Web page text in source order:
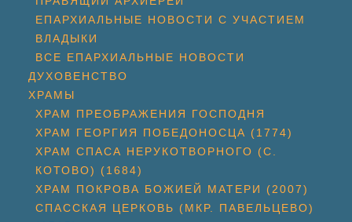
ЕПАРХИАЛЬНЫЕ НОВОСТИ С УЧАСТИЕМ
ВЛАДЫКИ
ВСЕ ЕПАРХИАЛЬНЫЕ НОВОСТИ
ДУХОВЕНСТВО
ХРАМЫ
ХРАМ ПРЕОБРАЖЕНИЯ ГОСПОДНЯ
ХРАМ ГЕОРГИЯ ПОБЕДОНОСЦА (1774)
ХРАМ СПАСА НЕРУКОТВОРНОГО (С.
КОТОВО) (1684)
ХРАМ ПОКРОВА БОЖИЕЙ МАТЕРИ (2007)
СПАССКАЯ ЦЕРКОВЬ (МКР. ПАВЕЛЬЦЕВО)